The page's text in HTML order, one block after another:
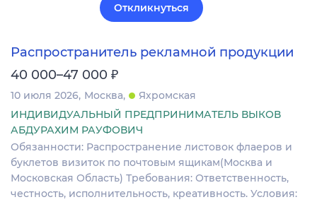
Откликнуться
Распространитель рекламной продукции
40 000–47 000 ₽
10 июля 2026 Москва
Яхромская
ИНДИВИДУАЛЬНЫЙ ПРЕДПРИНИМАТЕЛЬ ВЫКОВ
АБДУРАХИМ РАУФОВИЧ
Обязанности: Распространение листовок флаеров и
буклетов визиток по почтовым ящикам(Москва и
Московская Область) Требования: Ответственность,
честность, исполнительность, креативность. Условия: